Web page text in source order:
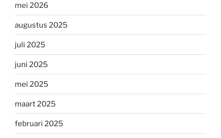
mei 2026
augustus 2025
juli 2025
juni 2025
mei 2025
maart 2025
februari 2025